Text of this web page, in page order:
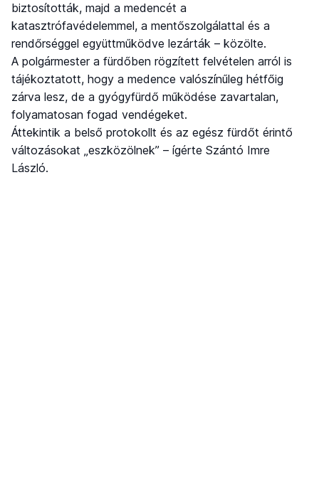
biztosították, majd a medencét a
katasztrófavédelemmel, a mentőszolgálattal és a
rendőrséggel együttműködve lezárták – közölte.
A polgármester a fürdőben rögzített felvételen arról is
tájékoztatott, hogy a medence valószínűleg hétfőig
zárva lesz, de a gyógyfürdő működése zavartalan,
folyamatosan fogad vendégeket.
Áttekintik a belső protokollt és az egész fürdőt érintő
változásokat „eszközölnek” – ígérte Szántó Imre
László.